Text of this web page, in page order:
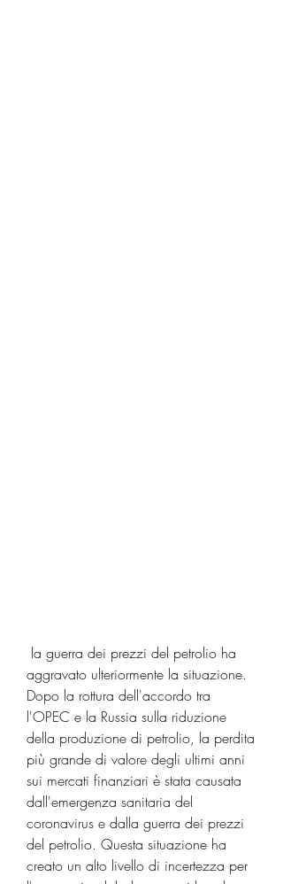
aggravato ulteriormente la situazione.
Dopo la rottura dell'accordo tra
l'OPEC e la Russia sulla riduzione
della produzione di petrolio, la perdita
più grande di valore degli ultimi anni
sui mercati finanziari è stata causata
dall'emergenza sanitaria del
coronavirus e dalla guerra dei prezzi
del petrolio. Questa situazione ha
creato un alto livello di incertezza per